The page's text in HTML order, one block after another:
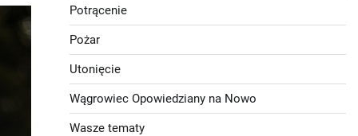
Potrącenie
Pożar
Utonięcie
Wągrowiec Opowiedziany na Nowo
Wasze tematy